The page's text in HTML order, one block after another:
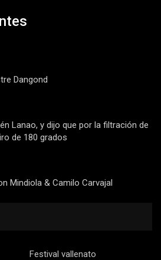
Dangond
Lanao, y dijo que por la filtración de
de 180 grados
Mindiola & Camilo Carvajal
Festival vallenato